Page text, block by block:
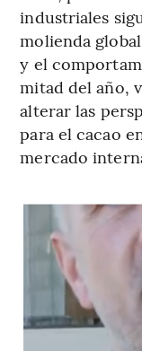
industriales
molienda
y el
mitad del año,
alterar las
para el cacao
mercado